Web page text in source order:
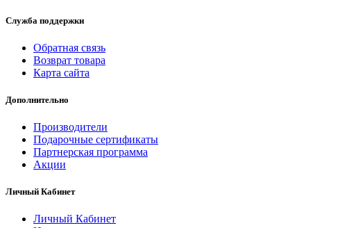
Служба поддержки
Обратная связь
Возврат товара
Карта сайта
Дополнительно
Производители
Подарочные сертификаты
Партнерская программа
Акции
Личный Кабинет
Личный Кабинет